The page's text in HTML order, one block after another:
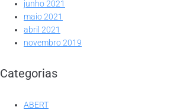
junho 2021
maio 2021
abril 2021
novembro 2019
Categorias
ABERT